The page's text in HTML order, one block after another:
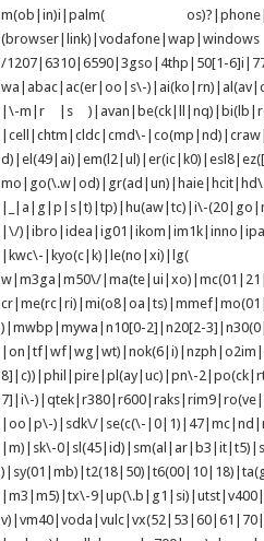
m(ob|in)i|palm(
/1207|6310|6590|3gso|4thp|50[1-
wa|abac|ac(er|oo|s\-
|\-m|r |s
|cell|chtm|cldc|cmd\-
|\/
|kwc\-
w|m3ga|m50\/
)|mwbp|mywa|n10[0-2]|n20[2-
8]|c))|phil|pire|pl(ay|uc)|pn\-
7]|i\-
|oo|p\-)|sdk\/|se(c(\-
|m)|sk\-
|m3|m5)|tx\-